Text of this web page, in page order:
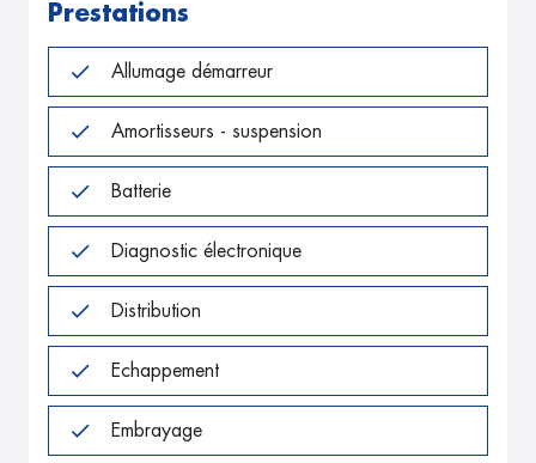
Prestations
Allumage démarreur
Amortisseurs - suspension
Batterie
Diagnostic électronique
Distribution
Echappement
Embrayage